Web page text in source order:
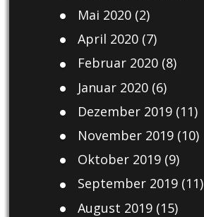
Mai 2020(2)
April 2020(7)
Februar 2020(8)
Januar 2020(6)
Dezember 2019(11)
November 2019(10)
Oktober 2019(9)
September 2019(11)
August 2019(15)